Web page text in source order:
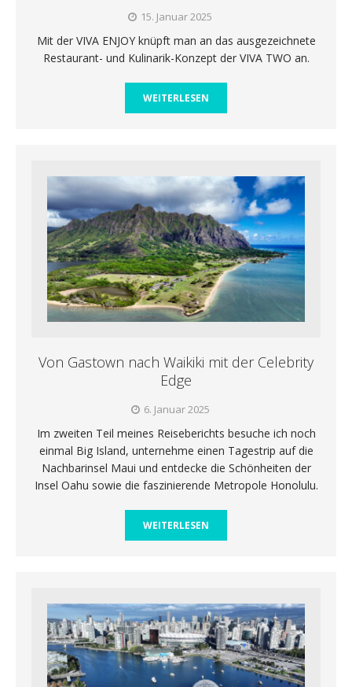
15. Januar 2025
Mit der VIVA ENJOY knüpft man an das ausgezeichnete
Restaurant- und Kulinarik-Konzept der VIVA TWO an.
WEITERLESEN
Von Gastown nach Waikiki mit der Celebrity
Edge
6. Januar 2025
Im zweiten Teil meines Reiseberichts besuche ich noch
einmal Big Island, unternehme einen Tagestrip auf die
Nachbarinsel Maui und entdecke die Schönheiten der
Insel Oahu sowie die faszinierende Metropole Honolulu.
WEITERLESEN